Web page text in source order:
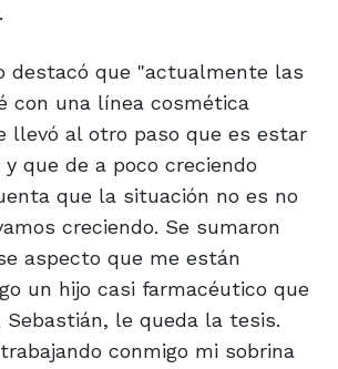
destacó que "actualmente las
con una línea cosmética
llevó al otro paso que es estar
que de a poco creciendo
que la situación no es no
creciendo. Se sumaron
aspecto que me están
un hijo casi farmacéutico que
Sebastián, le queda la tesis.
conmigo mi sobrina